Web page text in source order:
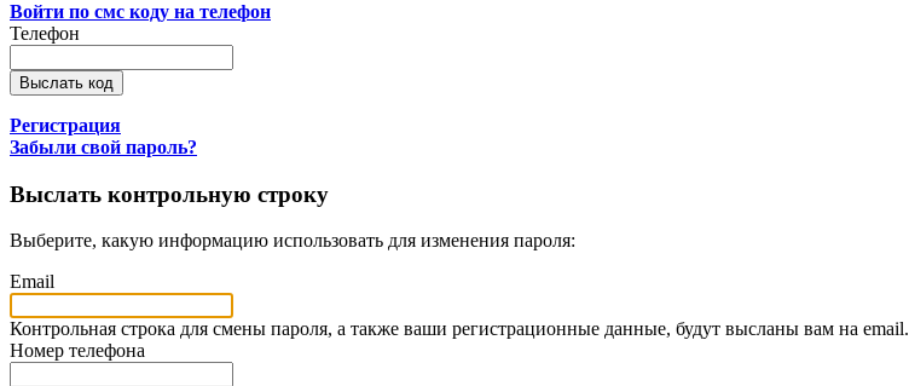
Войти по смс коду на телефон
Телефон
Регистрация
Забыли свой пароль?
Выслать контрольную строку
Выберите, какую информацию использовать для изменения пароля:
Email
Контрольная строка для смены пароля, а также ваши регистрационные данные, будут высланы вам на email.
Номер телефона